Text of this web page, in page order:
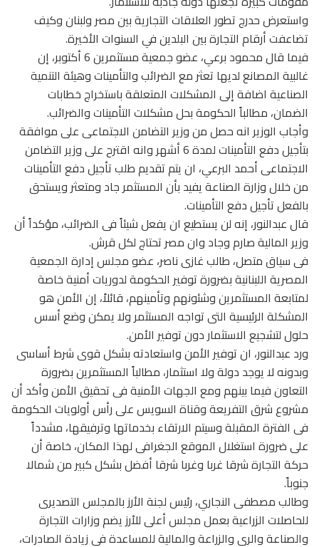
واستعرض حدرج تطور العلاقات التجارية بين مصر ولبنان وكيف
تضاعفت أرقام التجارة بين البلدين في السنوات الأخيرة.
فيما قال محمود برعي، عضو جمعية مستثمرين 6 أكتوبر، إن
غالبية المصانع لديها تعثر مع الضرائب والتأمينات وهيئة التنمية
الصناعية اضافة إلى المشكلات المتعلقة باستخراج خطابات
الضمان، مطالباً الحكومة بحل مشكلات التأمينات والضرائب.
وأجاب الوزير انه حصل من وزير التضامن الاجتماعى على موافقة
بتأجيل دفع التأمينات لمدة 6 أشهر وانه اقترح على وزير التضامن
الاجتماعى أحمد البرعي، ان يتم تقديم طلب تأجيل دفع التأمينات
من خلال وزارة الصناعة يفيد بأن المستثمر جاد ومتعثر ويستحق
بالفعل تأجيل دفع التأمينات.
قال عبدالنور، إنه لن يستطيع ان يفعل شيئاً فى الضرائب، مؤكداً أن
وزير المالية صارم وجاد وان مصر تحتاج لكل قرش.
فى سياق متصل، طالب غازى ناصر، عضو مجلس إدارة الجمعية
المصرية اللبنانية بضرورة توفير الحكومة لدوريات أمنية خاصة
لمتابعة المستثمرين وشئونهم وتأمينهم، قائلاً، إن الأمن هو
المشكلة الرئيسية التى تواجه المستثمر ولا يمكن وضع أسس
حلول لتشجيع الاستثمار دون توفير الأمن.
ورد عبدالنور، ان توفير الأمن واستعادته بشكل قوى شرط أساسى
وبدونه لا يوجد دولة ولا استثمار، مطالباً المستثمرين بضرورة
التعاون فيما بينهم ومع الجهات الأمنية فى تحقيق الأمن وأكد أن
مشروع شرق التفريعة وقناة السويس على رأس أولويات الحكومة
فى الفترة المقبلة وسيتم الارتقاء بخدماتها وترفيقها، مشدداً
على ضرورة استغلال الموقع الجغرافى لهذا المكان، خاصة أن
حركة التجارة شرقا غربا وغربا شرقا أفضل بشكل كبير من شمالا
جنوباً.
وطالب مصطفى النجاري، رئيس لجنة الأرز بالمجلس التصديرى
للحاصلات الزراعية بعمل مجلس أعلى للأرز يضم وزارات التجارة
والصناعة والرى والزراعة والمالية للمساعدة فى زيادة الصادرات،